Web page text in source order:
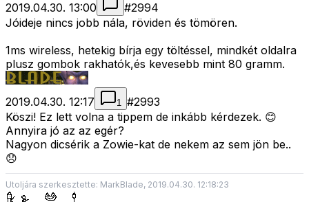
2019.04.30. 13:00
#2994
Jóideje nincs jobb nála, röviden és tömören.
1ms wireless, hetekig bírja egy töltéssel, mindkét oldalra
plusz gombok rakhatók,és kevesebb mint 80 gramm.
2019.04.30. 12:17 1 #2993
Köszi! Ez lett volna a tippem de inkább kérdezek. 😊
Annyira jó az az egér?
Nagyon dicsérik a Zowie-kat de nekem az sem jön be..
😞
Utoljára szerkesztette: MarkBlade, 2019.04.30. 12:18:23